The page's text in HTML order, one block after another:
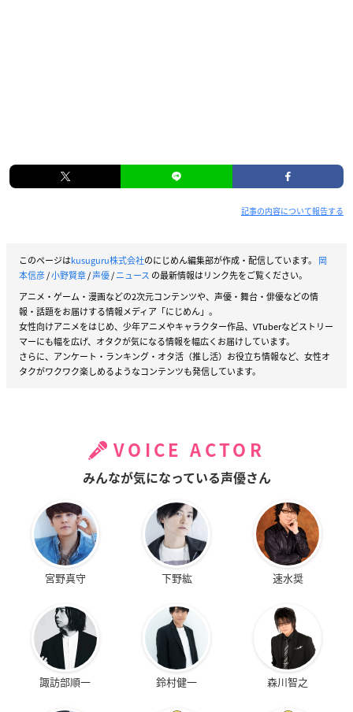
記事の内容について報告する
このページはkusuguru株式会社のにじめん編集部が作成・配信しています。 岡
本信彦/小野賢章/声優/ニュース の最新情報はリンク先をご覧ください。
アニメ・ゲーム・漫画などの2次元コンテンツや、声優・舞台・俳優などの情
報・話題をお届けする情報メディア「にじめん」。
女性向けアニメをはじめ、少年アニメやキャラクター作品、VTuberなどストリー
マーにも幅を広げ、オタクが気になる情報を幅広くお届けしています。
さらに、アンケート・ランキング・オタ活（推し活）お役立ち情報など、女性オ
タクがワクワク楽しめるようなコンテンツも発信しています。
VOICE ACTOR
みんなが気になっている声優さん
宮野真守 下野紘 速水奨
諏訪部順一 鈴村健一 森川智之